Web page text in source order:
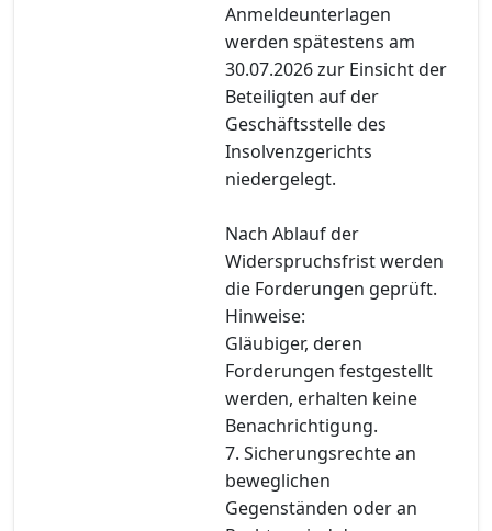
Anmeldeunterlagen
werden spätestens am
30.07.2026 zur Einsicht der
Beteiligten auf der
Geschäftsstelle des
Insolvenzgerichts
niedergelegt.
Nach Ablauf der
Widerspruchsfrist werden
die Forderungen geprüft.
Hinweise:
Gläubiger, deren
Forderungen festgestellt
werden, erhalten keine
Benachrichtigung.
7. Sicherungsrechte an
beweglichen
Gegenständen oder an